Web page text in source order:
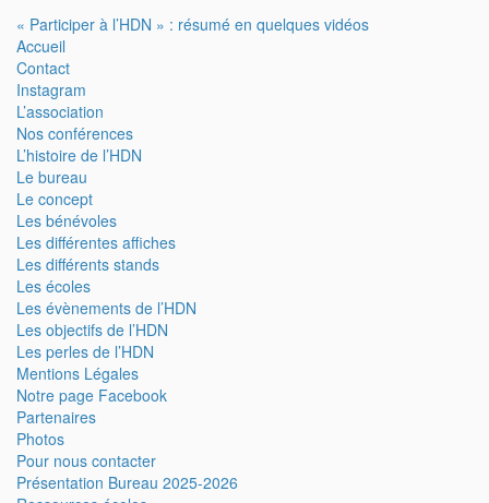
« Participer à l’HDN » : résumé en quelques vidéos
Accueil
Contact
Instagram
L’association
Nos conférences
L’histoire de l’HDN
Le bureau
Le concept
Les bénévoles
Les différentes affiches
Les différents stands
Les écoles
Les évènements de l’HDN
Les objectifs de l’HDN
Les perles de l’HDN
Mentions Légales
Notre page Facebook
Partenaires
Photos
Pour nous contacter
Présentation Bureau 2025-2026